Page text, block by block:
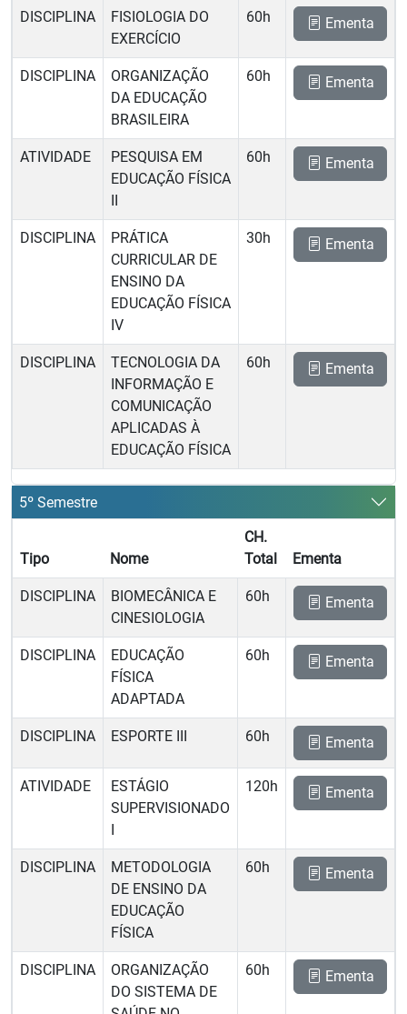
DISCIPLINA
FISIOLOGIA DO
EXERCÍCIO
60h Ementa
DISCIPLINA
ORGANIZAÇÃO
DA EDUCAÇÃO
BRASILEIRA
60h Ementa
ATIVIDADE
PESQUISA EM
EDUCAÇÃO FÍSICA
II
60h Ementa
DISCIPLINA
PRÁTICA
CURRICULAR DE
ENSINO DA
EDUCAÇÃO FÍSICA
IV
30h Ementa
DISCIPLINA
TECNOLOGIA DA
INFORMAÇÃO E
COMUNICAÇÃO
APLICADAS À
EDUCAÇÃO FÍSICA
60h Ementa
5º Semestre
Tipo Nome
CH.
Total
Ementa
DISCIPLINA
BIOMECÂNICA E
CINESIOLOGIA
60h Ementa
DISCIPLINA
EDUCAÇÃO
FÍSICA
ADAPTADA
60h Ementa
DISCIPLINA ESPORTE III 60h Ementa
ATIVIDADE
ESTÁGIO
SUPERVISIONADO
I
120h Ementa
DISCIPLINA
METODOLOGIA
DE ENSINO DA
EDUCAÇÃO
FÍSICA
60h Ementa
DISCIPLINA
ORGANIZAÇÃO
DO SISTEMA DE
60h Ementa